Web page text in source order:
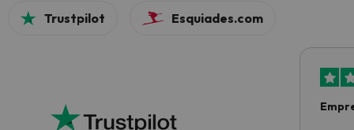
Trustpilot Esquiades.com